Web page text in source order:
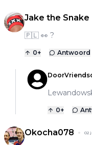
Jake the Snake
🇵🇱 👀 ?
0+ Antwoord
0+
Okocha078 02